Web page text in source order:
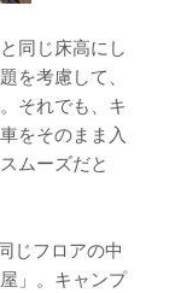
同じ床高にし
を考慮して、
それでも、キ
をそのまま入
ムーズだと
じフロアの中
」。キャンプ